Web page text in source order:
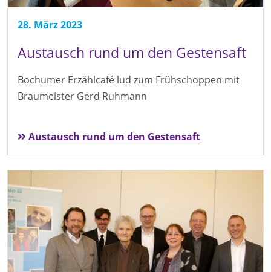
28. März 2023
Austausch rund um den Gestensaft
Bochumer Erzählcafé lud zum Frühschoppen mit
Braumeister Gerd Ruhmann
Austausch rund um den Gestensaft